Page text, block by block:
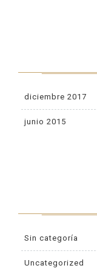
diciembre 2017
junio 2015
Sin categoría
Uncategorized